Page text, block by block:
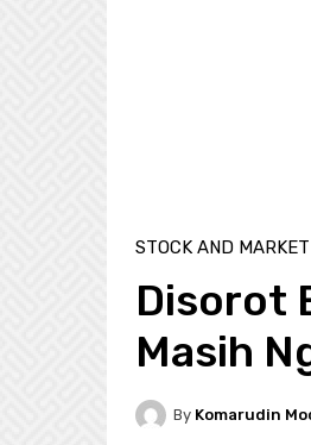
STOCK AND MARKET
Disorot
Masih
By Komarudin